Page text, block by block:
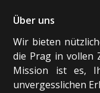
Über uns
Wir bieten
die Prag in vollen
Mission ist es,
unvergesslichen